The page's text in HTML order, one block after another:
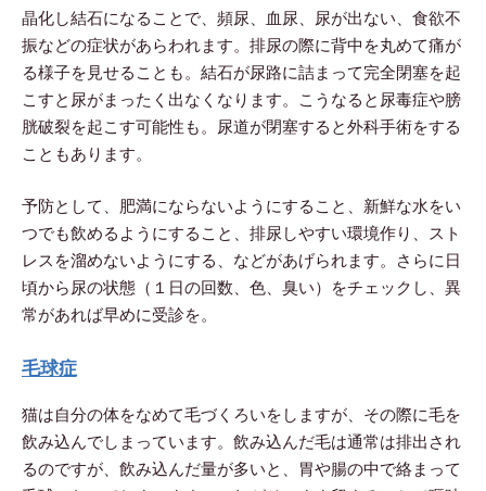
晶化し結石になることで、頻尿、血尿、尿が出ない、食欲不
振などの症状があらわれます。排尿の際に背中を丸めて痛が
る様子を見せることも。結石が尿路に詰まって完全閉塞を起
こすと尿がまったく出なくなります。こうなると尿毒症や膀
胱破裂を起こす可能性も。尿道が閉塞すると外科手術をする
こともあります。
予防として、肥満にならないようにすること、新鮮な水をい
つでも飲めるようにすること、排尿しやすい環境作り、スト
レスを溜めないようにする、などがあげられます。さらに日
頃から尿の状態（１日の回数、色、臭い）をチェックし、異
常があれば早めに受診を。
毛球症
猫は自分の体をなめて毛づくろいをしますが、その際に毛を
飲み込んでしまっています。飲み込んだ毛は通常は排出され
るのですが、飲み込んだ量が多いと、胃や腸の中で絡まって